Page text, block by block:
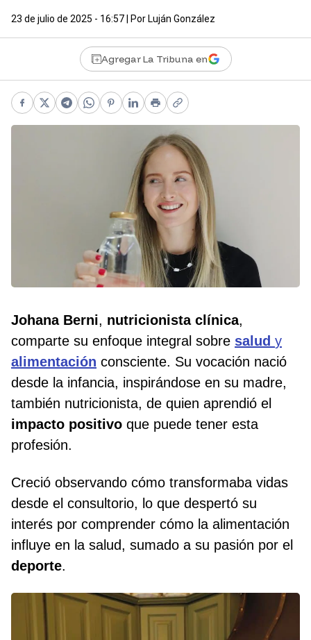
23 de julio de 2025 - 16:57 | Por Luján González
Agregar La Tribuna en
Facebook
X Telegram
WhatsApp
Pinterest
LinkedIn
PrintCopy link
Johana Berni, nutricionista clínica,
comparte su enfoque integral sobre salud y
alimentación consciente. Su vocación nació
desde la infancia, inspirándose en su madre,
también nutricionista, de quien aprendió el
impacto positivo que puede tener esta
profesión.
Creció observando cómo transformaba vidas
desde el consultorio, lo que despertó su
interés por comprender cómo la alimentación
influye en la salud, sumado a su pasión por el
deporte.